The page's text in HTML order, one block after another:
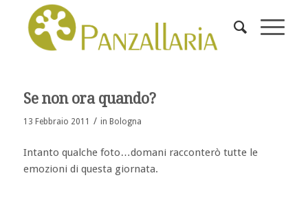
Se non ora quando?
13 Febbraio 2011 / in Bologna
Intanto qualche foto…domani racconterò tutte le
emozioni di questa giornata.